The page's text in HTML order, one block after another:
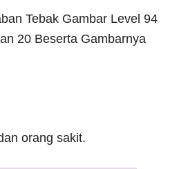
Tebak Gambar Level 94
20 Beserta Gambarnya
orang sakit.